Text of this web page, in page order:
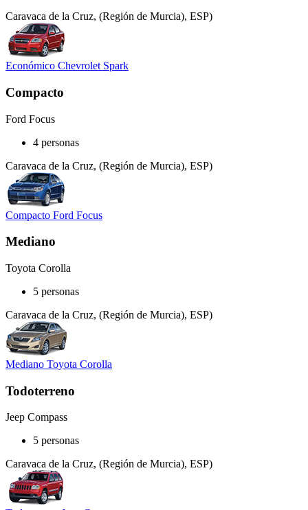
Caravaca de la Cruz, (Región de Murcia), ESP)
Económico Chevrolet Spark
Compacto
Ford Focus
4 personas
Caravaca de la Cruz, (Región de Murcia), ESP)
Compacto Ford Focus
Mediano
Toyota Corolla
5 personas
Caravaca de la Cruz, (Región de Murcia), ESP)
Mediano Toyota Corolla
Todoterreno
Jeep Compass
5 personas
Caravaca de la Cruz, (Región de Murcia), ESP)